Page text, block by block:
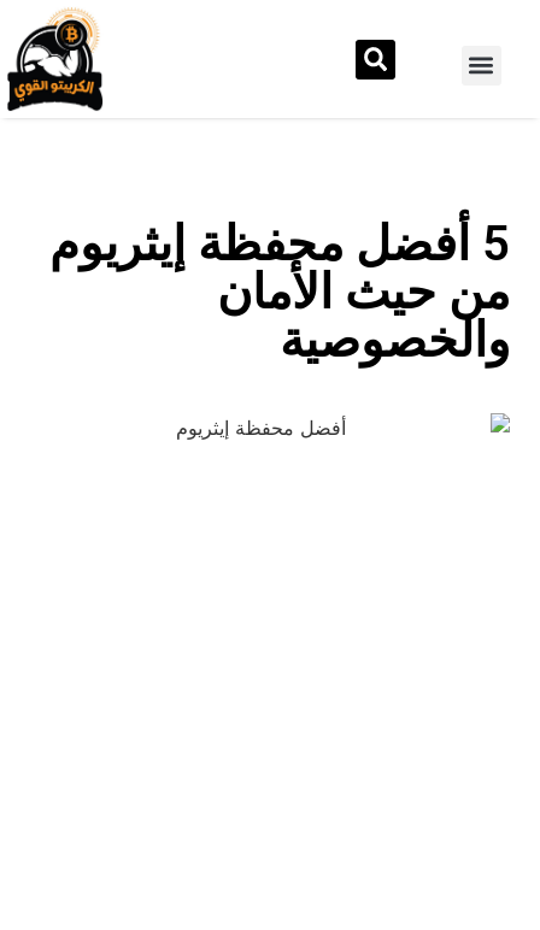
5 أفضل محفظة إيثريوم
من حيث الأمان
والخصوصية